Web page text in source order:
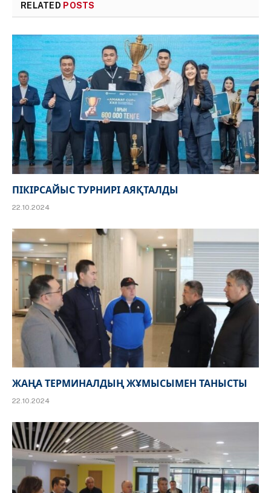
RELATED POSTS
ПІКІРСАЙЫС ТУРНИРІ АЯҚТАЛДЫ
22.10.2024
ЖАҢА ТЕРМИНАЛДЫҢ ЖҰМЫСЫМЕН ТАНЫСТЫ
22.10.2024